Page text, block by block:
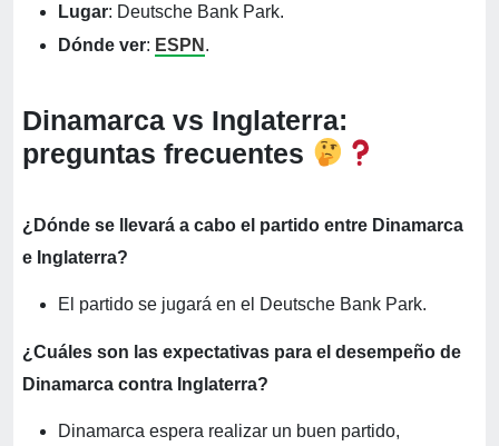
Lugar: Deutsche Bank Park.
Dónde ver: ESPN .
Dinamarca vs Inglaterra:
preguntas frecuentes
¿Dónde se llevará a cabo el partido entre Dinamarca
e Inglaterra?
El partido se jugará en el Deutsche Bank Park.
¿Cuáles son las expectativas para el desempeño de
Dinamarca contra Inglaterra?
Dinamarca espera realizar un buen partido,